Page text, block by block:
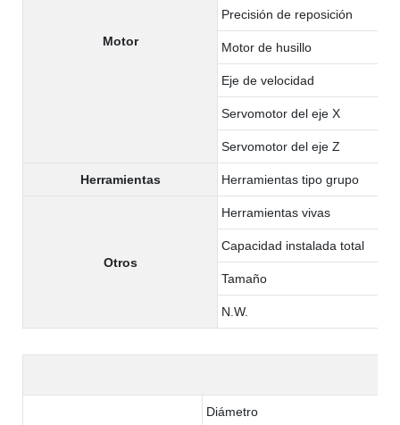
Motor
Precisión de reposición
Motor de husillo
Eje de velocidad
Servomotor del eje X
Servomotor del eje Z
Herramientas Herramientas tipo grupo
Otros
Herramientas vivas
Capacidad instalada total
Tamaño
N.W.
Diámetro